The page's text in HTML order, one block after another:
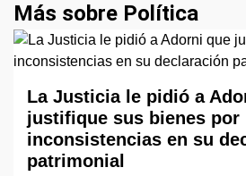
Más sobre Política
La Justicia le pidió a
justifique sus bienes por
inconsistencias en su
patrimonial